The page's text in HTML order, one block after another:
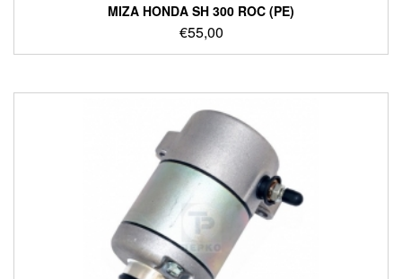
ΜΙΖΑ HONDA SH 300 ROC (PE)
€55,00